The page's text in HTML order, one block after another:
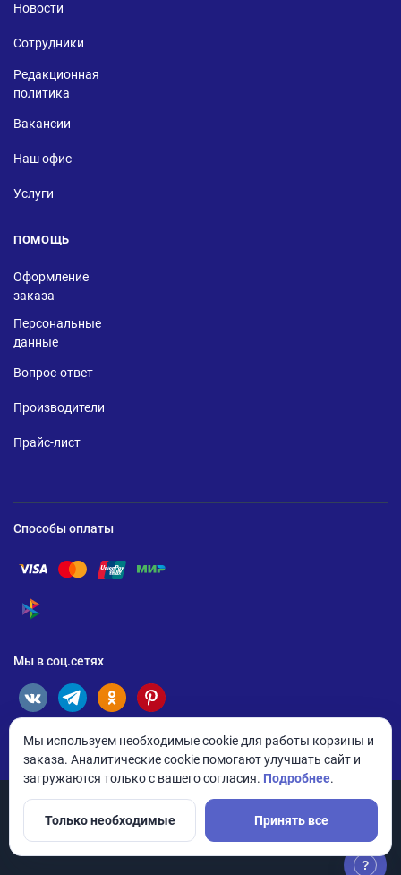
Новости
Сотрудники
Редакционная
политика
Вакансии
Наш офис
Услуги
ПОМОЩЬ
Оформление
заказа
Персональные
данные
Вопрос-ответ
Производители
Прайс-лист
Способы оплаты
Помощь по оплате Visa
Помощь по оплате Mastercard
Помощь по оплате UnionPay
Помощь по оплате Мир
Помощь по оплате СБП
Мы в соц.сетях
© 2026 ANDPRO / ООО «АНД-Системс»
?
Мы используем необходимые cookie для работы корзины и
заказа. Аналитические cookie помогают улучшать сайт и
загружаются только с вашего согласия. Подробнее.
Только необходимые Принять все